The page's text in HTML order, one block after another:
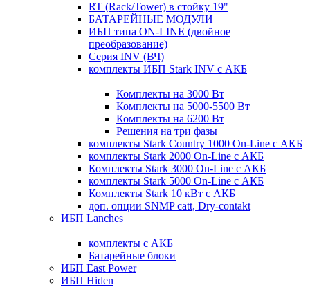
RT (Rack/Tower) в стойку 19"
БАТАРЕЙНЫЕ МОДУЛИ
ИБП типа ON-LINE (двойное
преобразование)
Серия INV (ВЧ)
комплекты ИБП Stark INV с АКБ
Комплекты на 3000 Вт
Комплекты на 5000-5500 Вт
Комплекты на 6200 Вт
Решения на три фазы
комплекты Stark Country 1000 On-Line с АКБ
комплекты Stark 2000 On-Line с АКБ
Комплекты Stark 3000 On-Line с АКБ
комплекты Stark 5000 On-Line с АКБ
Комплекты Stark 10 кВт с АКБ
доп. опции SNMP catt, Dry-contakt
ИБП Lanches
комплекты с АКБ
Батарейные блоки
ИБП East Power
ИБП Hiden